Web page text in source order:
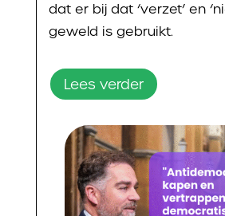
dat er bij dat ‘verzet’ en
geweld is gebruikt.
Lees verder